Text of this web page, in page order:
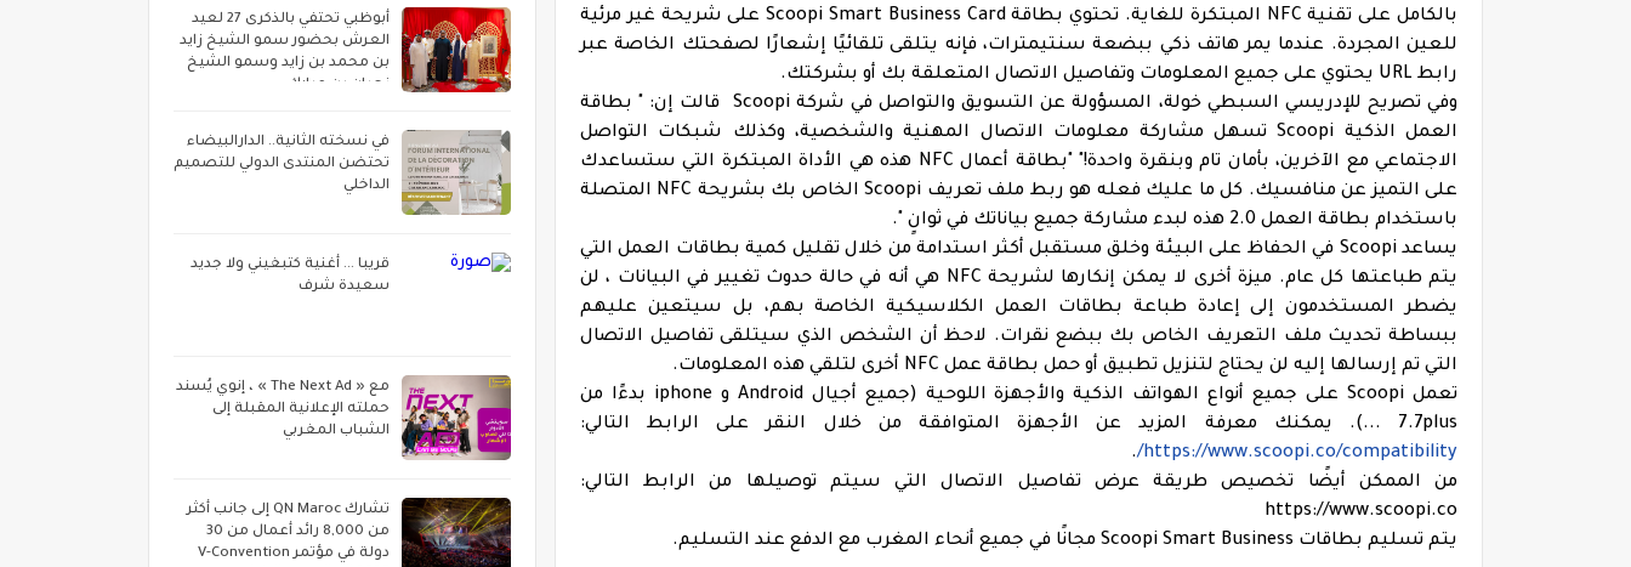
بالكامل على تقنية NFC المبتكرة للغاية. تحتوي بطاقة Scoopi Smart Business Card على شريحة غير مرئية
للعين المجردة. عندما يمر هاتف ذكي ببضعة سنتيمترات، فإنه يتلقى تلقائيًا إشعارًا لصفحتك الخاصة عبر
رابط URL يحتوي على جميع المعلومات وتفاصيل الاتصال المتعلقة بك أو بشركتك.
وفي تصريح للإدريسي السبطي خولة، المسؤولة عن التسويق والتواصل في شركة Scoopi قالت إن: " بطاقة
العمل الذكية Scoopi تسهل مشاركة معلومات الاتصال المهنية والشخصية، وكذلك شبكات التواصل
الاجتماعي مع الآخرين، بأمان تام وبنقرة واحدة!" "بطاقة أعمال NFC هذه هي الأداة المبتكرة التي ستساعدك
على التميز عن منافسيك. كل ما عليك فعله هو ربط ملف تعريف Scoopi الخاص بك بشريحة NFC المتصلة
باستخدام بطاقة العمل 2.0 هذه لبدء مشاركة جميع بياناتك في ثوانٍ ".
يساعد Scoopi في الحفاظ على البيئة وخلق مستقبل أكثر استدامة من خلال تقليل كمية بطاقات العمل التي
يتم طباعتها كل عام. ميزة أخرى لا يمكن إنكارها لشريحة NFC هي أنه في حالة حدوث تغيير في البيانات ، لن
يضطر المستخدمون إلى إعادة طباعة بطاقات العمل الكلاسيكية الخاصة بهم، بل سيتعين عليهم
ببساطة تحديث ملف التعريف الخاص بك ببضع نقرات. لاحظ أن الشخص الذي سيتلقى تفاصيل الاتصال
التي تم إرسالها إليه لن يحتاج لتنزيل تطبيق أو حمل بطاقة عمل NFC أخرى لتلقي هذه المعلومات.
تعمل Scoopi على جميع أنواع الهواتف الذكية والأجهزة اللوحية (جميع أجيال Android و iphone بدءًا من
7.7plus ...). يمكنك معرفة المزيد عن الأجهزة المتوافقة من خلال النقر على الرابط التالي:
https://www.scoopi.co/compatibility/
.
من الممكن أيضًا تخصيص طريقة عرض تفاصيل الاتصال التي سيتم توصيلها من الرابط التالي:
https://www.scoopi.co
يتم تسليم بطاقات Scoopi Smart Business مجانًا في جميع أنحاء المغرب مع الدفع عند التسليم.
أبوظبي تحتفي بالذكرى 27 لعيد
العرش بحضور سمو الشيخ زايد
بن محمد بن زايد وسمو الشيخ
نهيان بن مبارك
في نسخته الثانية.. الدارالبيضاء
تحتضن المنتدى الدولي للتصميم
الداخلي
قريبا ... أغنية كتبغيني ولا جديد
سعيدة شرف
مع « The Next Ad » ، إنوي يُسند
حملته الإعلانية المقبلة إلى
الشباب المغربي
تشارك QN Maroc إلى جانب أكثر
من 8,000 رائد أعمال من 30
دولة في مؤتمر V-Convention